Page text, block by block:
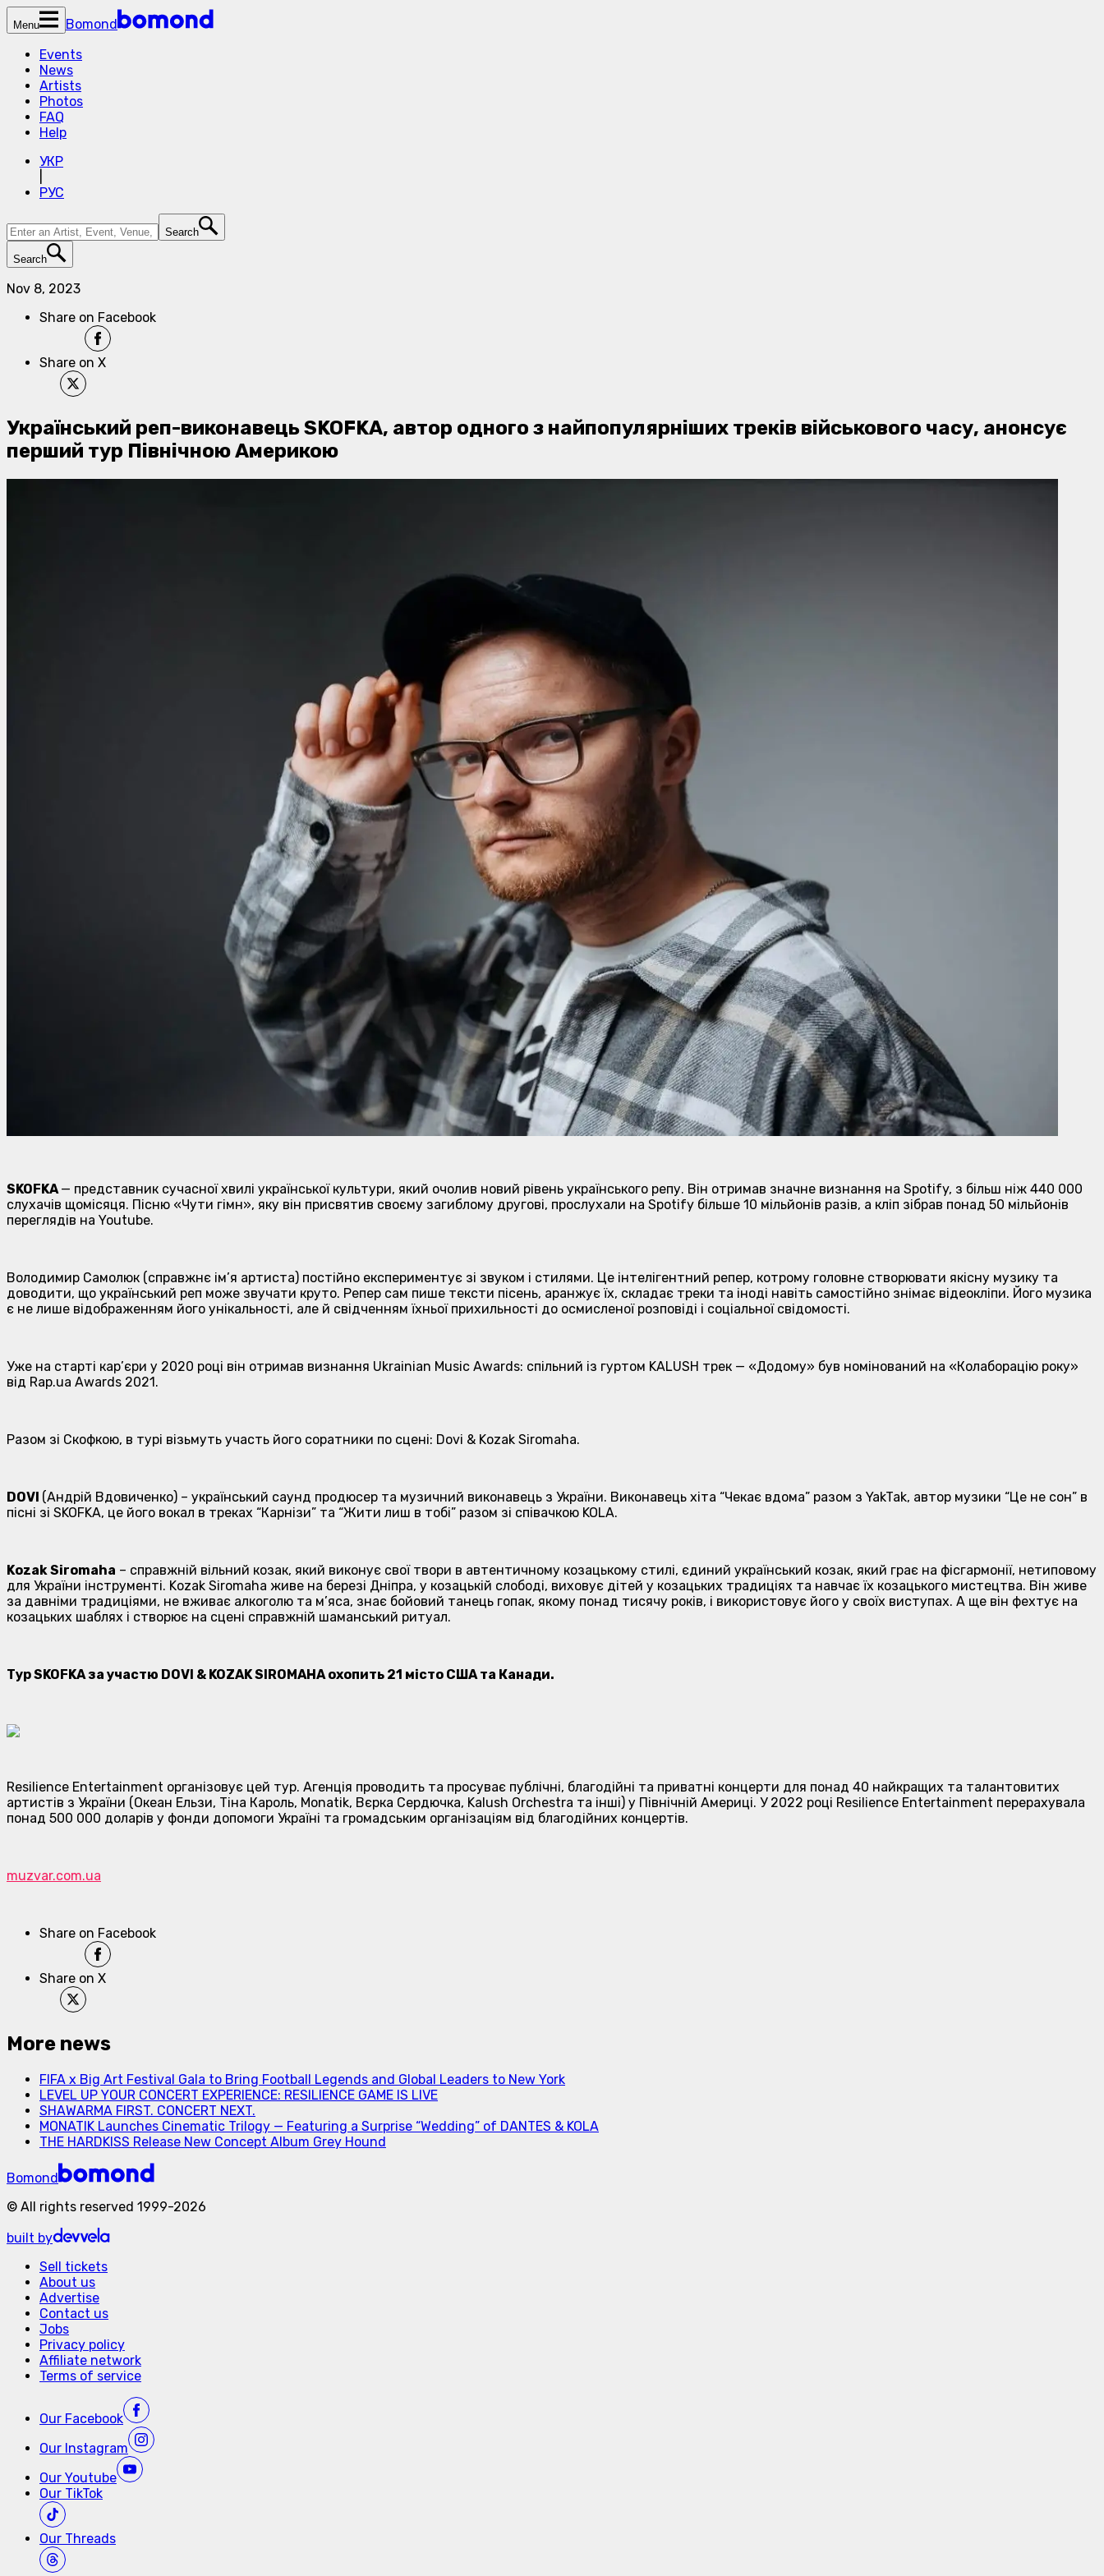
Menu
Bomond
Events
News
Artists
Photos
FAQ
Help
УКР
РУС
Search
Search
Nov 8, 2023
Share on Facebook
Share on X
Український реп-виконавець SKOFKA, автор одного з найпопулярніших треків військового часу, анонсує
перший тур Північною Америкою
SKOFKA — представник сучасної хвилі української культури, який очолив новий рівень українського репу. Він отримав значне визнання на Spotify, з більш ніж 440 000
слухачів щомісяця. Пісню «Чути гiмн», яку він присвятив своєму загиблому другові, прослухали на Spotify більше 10 мільйонів разів, а кліп зібрав понад 50 мільйонів
переглядів на Youtube.
Володимир Самолюк (справжнє ім’я артиста) постійно експериментує зі звуком і стилями. Це інтелігентний репер, котрому головне створювати якісну музику та
доводити, що український реп може звучати круто. Репер сам пише тексти пісень, аранжує їх, складає треки та іноді навіть самостійно знімає відеокліпи. Його музика
є не лише відображенням його унікальності, але й свідченням їхньої прихильності до осмисленої розповіді і соціальної свідомості.
Уже на старті кар’єри у 2020 році він отримав визнання Ukrainian Music Awards: спільний із гуртом KALUSH трек — «Додому» був номінований на «Колаборацію року»
від Rap.ua Awards 2021.
Разом зі Скофкою, в турі візьмуть участь його соратники по сцені: Dovi & Kozak Siromaha.
DOVI (Андрій Вдовиченко) – український саунд продюсер та музичний виконавець з України. Виконавець хіта “Чекає вдома” разом з YakTak, автор музики “Це не сон” в
пісні зі SKOFKA, це його вокал в треках “Карнізи” та “Жити лиш в тобі” разом зі співачкою KOLA.
Kozak Siromaha – справжній вільний козак, який виконує свої твори в автентичному козацькому стилі, єдиний український козак, який грає на фісгармонії, нетиповому
для України інструменті. Kozak Siromaha живе на березі Дніпра, у козацькій слободі, виховує дітей у козацьких традиціях та навчає їх козацького мистецтва. Він живе
за давніми традиціями, не вживає алкоголю та м’яса, знає бойовий танець гопак, якому понад тисячу років, і використовує його у своїх виступах. А ще він фехтує на
козацьких шаблях і створює на сцені справжній шаманський ритуал.
Тур SKOFKA за участю DOVI & KOZAK SIROMAHA охопить 21 місто США та Канади.
Resilience Entertainment організовує цей тур. Агенція проводить та просуває публічні, благодійні та приватні концерти для понад 40 найкращих та талантовитих
артистів з України (Океан Ельзи, Тіна Кароль, Monatik, Вєрка Сердючка, Kalush Orchestra та інші) у Північній Америці. У 2022 році Resilience Entertainment перерахувала
понад 500 000 доларів у фонди допомоги Україні та громадським організаціям від благодійних концертів.
muzvar.com.ua
Share on Facebook
Share on X
More news
FIFA x Big Art Festival Gala to Bring Football Legends and Global Leaders to New York
LEVEL UP YOUR CONCERT EXPERIENCE: RESILIENCE GAME IS LIVE
SHAWARMA FIRST. CONCERT NEXT.
MONATIK Launches Cinematic Trilogy — Featuring a Surprise “Wedding” of DANTES & KOLA
THE HARDKISS Release New Concept Album Grey Hound
Bomond
© All rights reserved 1999-2026
built by
Sell tickets
About us
Advertise
Contact us
Jobs
Privacy policy
Affiliate network
Terms of service
Our Facebook
Our Instagram
Our Youtube
Our TikTok
Our Threads